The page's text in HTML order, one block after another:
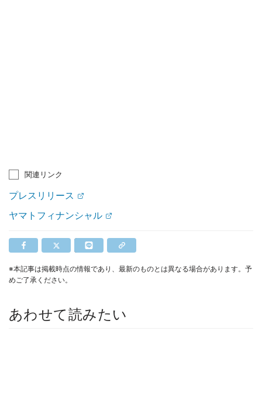
関連リンク
プレスリリース
ヤマトフィナンシャル
※本記事は掲載時点の情報であり、最新のものとは異なる場合があります。予
めご了承ください。
あわせて読みたい